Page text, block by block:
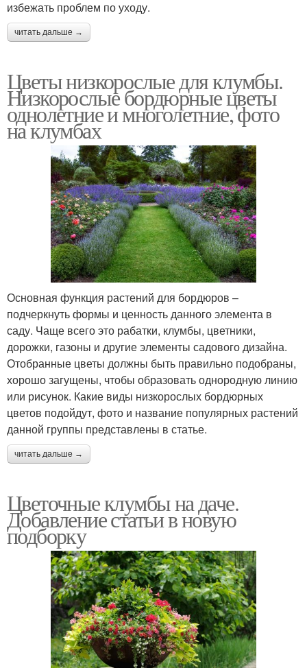
избежать проблем по уходу.
читать дальше →
Цветы низкорослые для клумбы.
Низкорослые бордюрные цветы
однолетние и многолетние, фото
на клумбах
Основная функция растений для бордюров –
подчеркнуть формы и ценность данного элемента в
саду. Чаще всего это рабатки, клумбы, цветники,
дорожки, газоны и другие элементы садового дизайна.
Отобранные цветы должны быть правильно подобраны,
хорошо загущены, чтобы образовать однородную линию
или рисунок. Какие виды низкорослых бордюрных
цветов подойдут, фото и название популярных растений
данной группы представлены в статье.
читать дальше →
Цветочные клумбы на даче.
Добавление статьи в новую
подборку